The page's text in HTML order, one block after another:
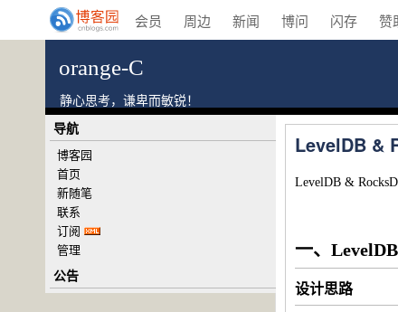
会员 周边 新闻 博问 闪存 赞
orange-C
静心思考，谦卑而敏锐！
LevelDB &
LevelDB &
一、
设计思路
导航
博客园
首页
新随笔
联系
订阅
管理
公告